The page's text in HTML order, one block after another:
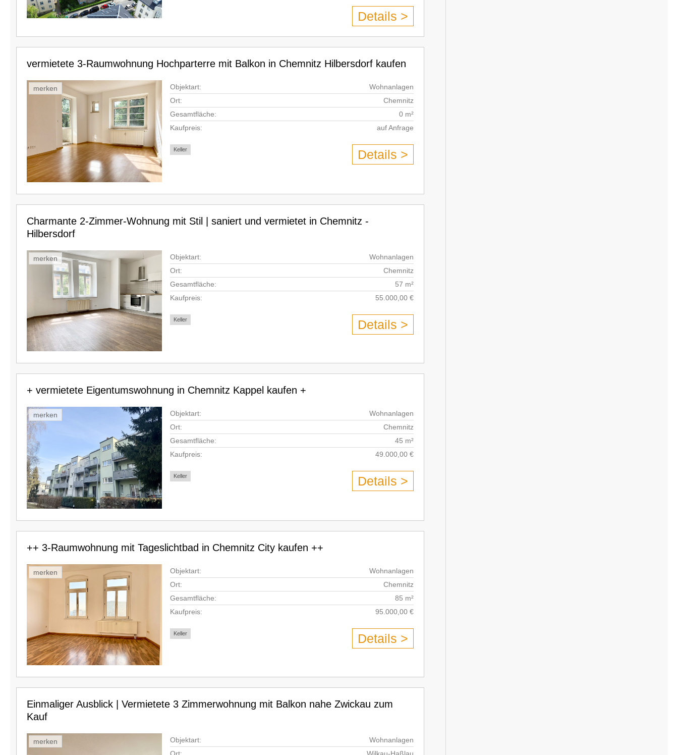
Details >
vermietete 3-Raumwohnung Hochparterre mit Balkon in Chemnitz Hilbersdorf kaufen
merken Objektart:
Wohnanlagen
Ort:
Chemnitz
Gesamtfläche:
0 m²
Kaufpreis:
auf Anfrage
Keller Details >
Charmante 2-Zimmer-Wohnung mit Stil | saniert und vermietet in Chemnitz -
Hilbersdorf
merken Objektart:
Wohnanlagen
Ort:
Chemnitz
Gesamtfläche:
57 m²
Kaufpreis:
55.000,00 €
Keller Details >
+ vermietete Eigentumswohnung in Chemnitz Kappel kaufen +
merken Objektart:
Wohnanlagen
Ort:
Chemnitz
Gesamtfläche:
45 m²
Kaufpreis:
49.000,00 €
Keller Details >
++ 3-Raumwohnung mit Tageslichtbad in Chemnitz City kaufen ++
merken Objektart:
Wohnanlagen
Ort:
Chemnitz
Gesamtfläche:
85 m²
Kaufpreis:
95.000,00 €
Keller Details >
Einmaliger Ausblick | Vermietete 3 Zimmerwohnung mit Balkon nahe Zwickau zum
Kauf
merken Objektart:
Wohnanlagen